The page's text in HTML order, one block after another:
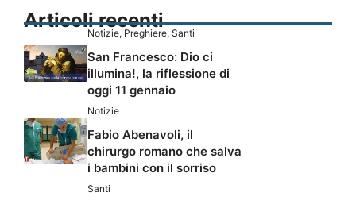
Articoli recenti
Notizie, Preghiere, Santi
San Francesco: Dio ci
illumina!, la riflessione di
oggi 11 gennaio
Notizie
Fabio Abenavoli, il
chirurgo romano che salva
i bambini con il sorriso
Santi